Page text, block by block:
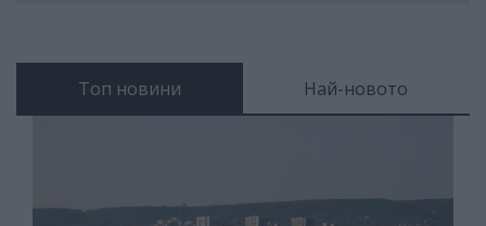
Топ новини Най-новото